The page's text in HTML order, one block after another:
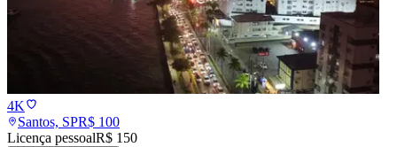
4K
Santos, SPR$ 100
Licença pessoalR$ 150